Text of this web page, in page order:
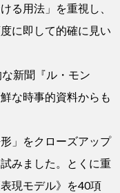
る用法」を重視し、
に即して的確に見い
新聞『ル・モン
な時事的資料からも
」をクローズアップ
みました。とくに重
現モデル》を40項